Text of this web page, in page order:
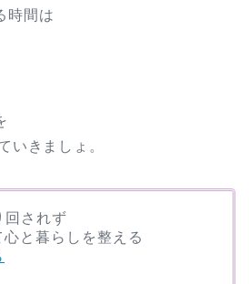
時間は
いきましょ。
回されず
と暮らしを整える